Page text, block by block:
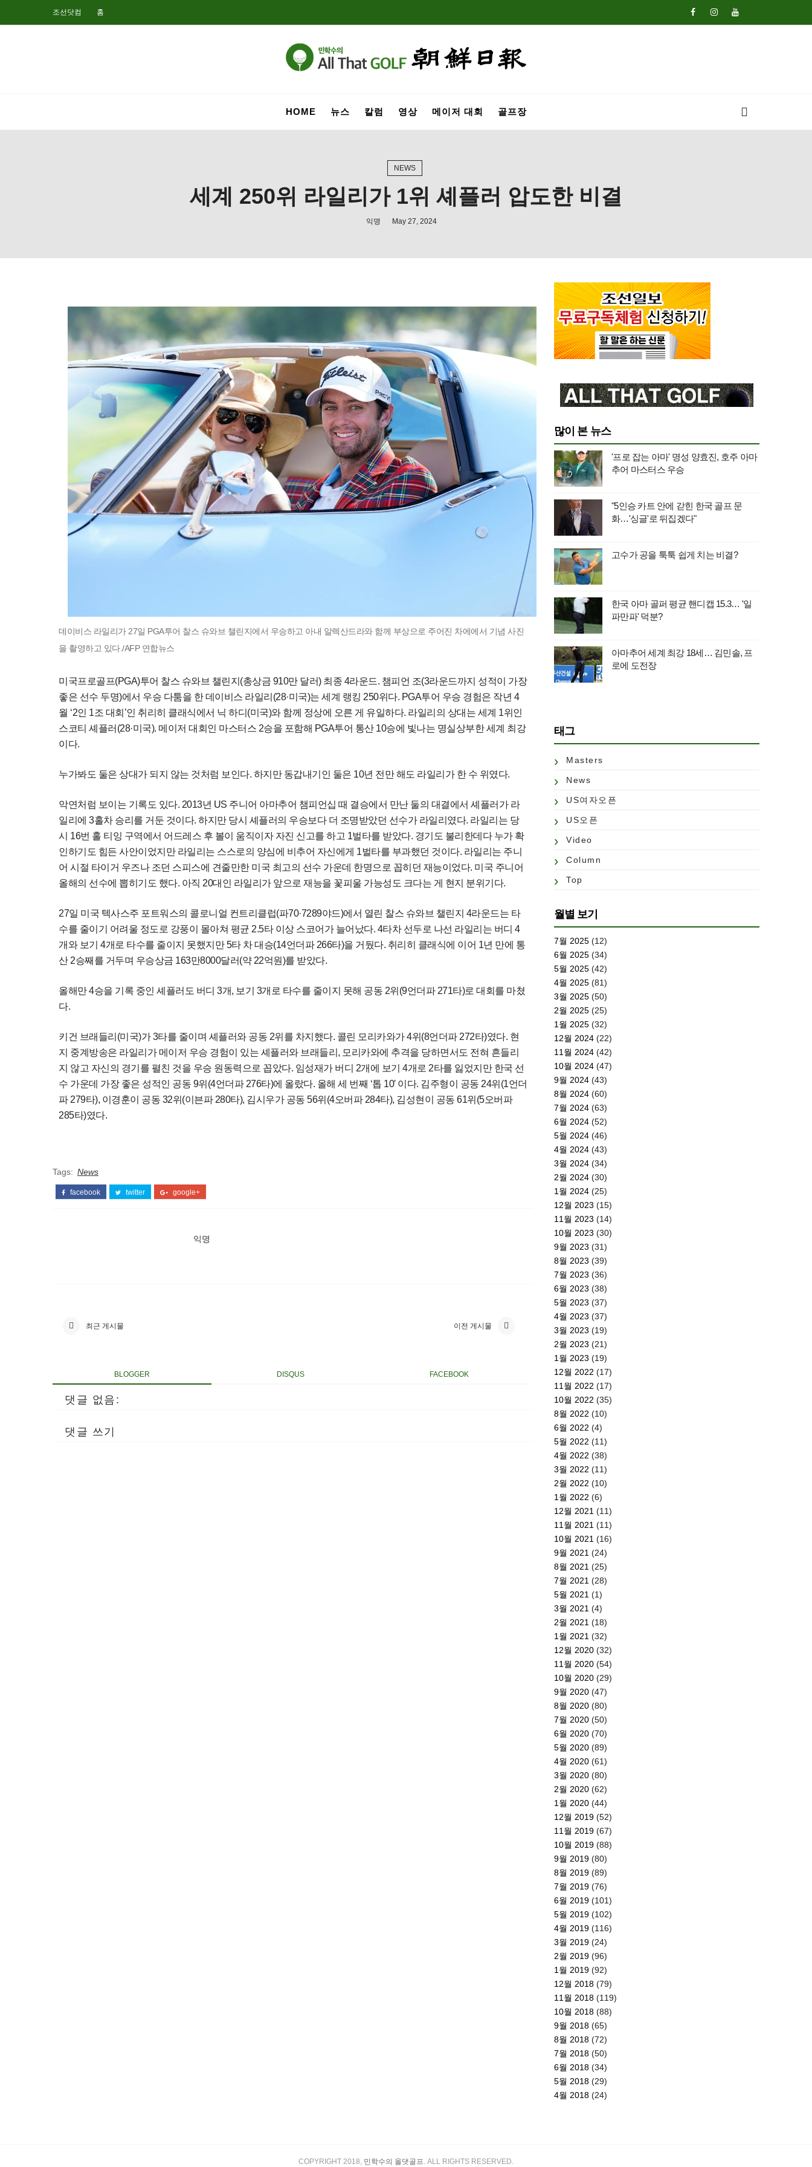
조선닷컴 홈
HOME 뉴스 칼럼 영상 메이저 대회 골프장
NEWS
세계 250위 라일리가 1위 셰플러 압도한 비결
익명 May 27, 2024
데이비스 라일리가 27일 PGA투어 찰스 슈와브 챌린지에서 우승하고 아내 알렉산드라와 함께 부상으로 주어진 차에에서 기념 사진
을 촬영하고 있다./AFP 연합뉴스
미국프로골프(PGA)투어 찰스 슈와브 챌린지(총상금 910만 달러) 최종 4라운드. 챔피언 조(3라운드까지 성적이 가장
좋은 선수 두명)에서 우승 다툼을 한 데이비스 라일리(28·미국)는 세계 랭킹 250위다. PGA투어 우승 경험은 작년 4
월 ‘2인 1조 대회’인 취리히 클래식에서 닉 하디(미국)와 함께 정상에 오른 게 유일하다. 라일리의 상대는 세계 1위인
스코티 셰플러(28·미국). 메이저 대회인 마스터스 2승을 포함해 PGA투어 통산 10승에 빛나는 명실상부한 세계 최강
이다.
누가봐도 둘은 상대가 되지 않는 것처럼 보인다. 하지만 동갑내기인 둘은 10년 전만 해도 라일리가 한 수 위였다.
악연처럼 보이는 기록도 있다. 2013년 US 주니어 아마추어 챔피언십 때 결승에서 만난 둘의 대결에서 셰플러가 라
일리에 3홀차 승리를 거둔 것이다. 하지만 당시 셰플러의 우승보다 더 조명받았던 선수가 라일리였다. 라일리는 당
시 16번 홀 티잉 구역에서 어드레스 후 볼이 움직이자 자진 신고를 하고 1벌타를 받았다. 경기도 불리한데다 누가 확
인하기도 힘든 사안이었지만 라일리는 스스로의 양심에 비추어 자신에게 1벌타를 부과했던 것이다. 라일리는 주니
어 시절 타이거 우즈나 조던 스피스에 견줄만한 미국 최고의 선수 가운데 한명으로 꼽히던 재능이었다. 미국 주니어
올해의 선수에 뽑히기도 했다. 아직 20대인 라일리가 앞으로 재능을 꽃피울 가능성도 크다는 게 현지 분위기다.
27일 미국 텍사스주 포트워스의 콜로니얼 컨트리클럽(파70·7289야드)에서 열린 찰스 슈와브 챌린지 4라운드는 타
수를 줄이기 어려울 정도로 강풍이 몰아쳐 평균 2.5타 이상 스코어가 늘어났다. 4타차 선두로 나선 라일리는 버디 4
개와 보기 4개로 타수를 줄이지 못했지만 5타 차 대승(14언더파 266타)을 거뒀다. 취리히 클래식에 이어 1년 만에 통
산 2승째를 거두며 우승상금 163만8000달러(약 22억원)를 받았다.
올해만 4승을 기록 중인 셰플러도 버디 3개, 보기 3개로 타수를 줄이지 못해 공동 2위(9언더파 271타)로 대회를 마쳤
다.
키건 브래들리(미국)가 3타를 줄이며 셰플러와 공동 2위를 차지했다. 콜린 모리카와가 4위(8언더파 272타)였다. 현
지 중계방송은 라일리가 메이저 우승 경험이 있는 셰플러와 브래들리, 모리카와에 추격을 당하면서도 전혀 흔들리
지 않고 자신의 경기를 펼친 것을 우승 원동력으로 꼽았다. 임성재가 버디 2개에 보기 4개로 2타를 잃었지만 한국 선
수 가운데 가장 좋은 성적인 공동 9위(4언더파 276타)에 올랐다. 올해 세 번째 ‘톱 10′ 이다. 김주형이 공동 24위(1언더
파 279타), 이경훈이 공동 32위(이븐파 280타), 김시우가 공동 56위(4오버파 284타), 김성현이 공동 61위(5오버파
285타)였다.
Tags: News
facebook twitter google+
익명
최근 게시물 이전 게시물
BLOGGER DISQUS FACEBOOK
댓글 없음:
댓글 쓰기
많이 본 뉴스
'프로 잡는 아마' 명성 양효진, 호주 아마
추어 마스터스 우승
"5인승 카트 안에 갇힌 한국 골프 문
화…'싱글'로 뒤집겠다"
고수가 공을 툭툭 쉽게 치는 비결?
한국 아마 골퍼 평균 핸디캡 15.3… '일
파만파' 덕분?
아마추어 세계 최강 18세… 김민솔, 프
로에 도전장
태그
Masters
News
US여자오픈
US오픈
Video
Column
Top
월별 보기
7월 2025 (12)
6월 2025 (34)
5월 2025 (42)
4월 2025 (81)
3월 2025 (50)
2월 2025 (25)
1월 2025 (32)
12월 2024 (22)
11월 2024 (42)
10월 2024 (47)
9월 2024 (43)
8월 2024 (60)
7월 2024 (63)
6월 2024 (52)
5월 2024 (46)
4월 2024 (43)
3월 2024 (34)
2월 2024 (30)
1월 2024 (25)
12월 2023 (15)
11월 2023 (14)
10월 2023 (30)
9월 2023 (31)
8월 2023 (39)
7월 2023 (36)
6월 2023 (38)
5월 2023 (37)
4월 2023 (37)
3월 2023 (19)
2월 2023 (21)
1월 2023 (19)
12월 2022 (17)
11월 2022 (17)
10월 2022 (35)
8월 2022 (10)
6월 2022 (4)
5월 2022 (11)
4월 2022 (38)
3월 2022 (11)
2월 2022 (10)
1월 2022 (6)
12월 2021 (11)
11월 2021 (11)
10월 2021 (16)
9월 2021 (24)
8월 2021 (25)
7월 2021 (28)
5월 2021 (1)
3월 2021 (4)
2월 2021 (18)
1월 2021 (32)
12월 2020 (32)
11월 2020 (54)
10월 2020 (29)
9월 2020 (47)
8월 2020 (80)
7월 2020 (50)
6월 2020 (70)
5월 2020 (89)
4월 2020 (61)
3월 2020 (80)
2월 2020 (62)
1월 2020 (44)
12월 2019 (52)
11월 2019 (67)
10월 2019 (88)
9월 2019 (80)
8월 2019 (89)
7월 2019 (76)
6월 2019 (101)
5월 2019 (102)
4월 2019 (116)
3월 2019 (24)
2월 2019 (96)
1월 2019 (92)
12월 2018 (79)
11월 2018 (119)
10월 2018 (88)
9월 2018 (65)
8월 2018 (72)
7월 2018 (50)
6월 2018 (34)
5월 2018 (29)
4월 2018 (24)
COPYRIGHT 2018, 민학수의 올댓골프. ALL RIGHTS RESERVED.